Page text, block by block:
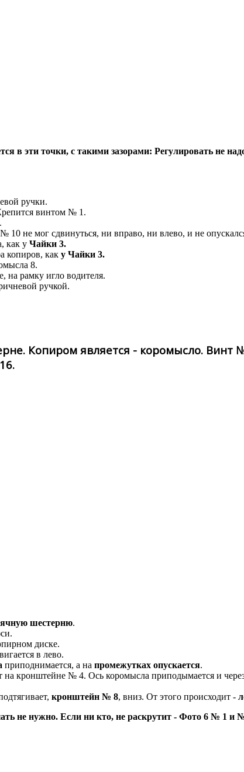
в эти точки, с такими зазорами: Регулировать не
ручки.
винтом № 1.
не мог сдвинуться, ни вправо, ни влево, и не
как у Чайки 3.
копиров, как у Чайки 3.
8.
на рамку игло водителя.
ручкой.
Копиром является - коромысло. Винт
шестерню.
диске.
в лево.
приподнимается, а на промежутках опускается.
кронштейне № 4. Ось коромысла приподымается и
кронштейн № 8, вниз. От этого происходит -
не нужно. Если ни кто, не раскрутит - Фото 6 № 1 и №